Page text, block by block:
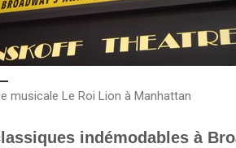
musicale Le Roi Lion à Manhattan
indémodables à